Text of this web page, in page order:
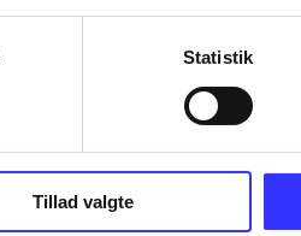
Statistik
Tillad valgte